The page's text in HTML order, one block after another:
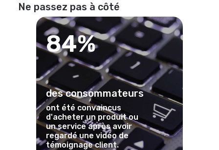
Ne passez pas à côté
84%
des consommateurs
ont été convaincus
d'acheter un produit ou
un service après avoir
regardé une vidéo de
témoignage client.